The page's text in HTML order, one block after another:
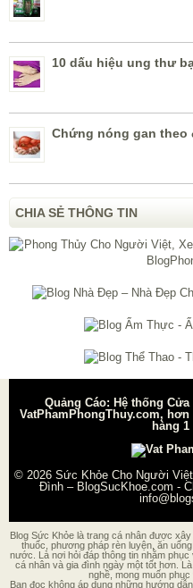
10 dấu hiệu ung thư
Chứng nóng gan theo
CHIA SẺ THÔNG TIN
Quảng Cáo: Hệ thống
VatPhamPhongThuy.com,
hàng 1
© 2026 Sức Khỏe Cho Người
Đình – BlogSucKhoe.com -
Blog Sức Khỏe là trang cá nhân được
thuốc, phương pháp rèn luyện, ăn
nước. Là nơi hỏi đáp thông tin nhằm
cá nhân và gia đình ngày một tốt hơn.
nghề, mong muốn phục
Bạn đọc không áp dụng những hướng